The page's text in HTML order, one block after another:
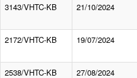
3143/VHTC-KB
21/10/2024
2172/VHTC-KB
19/07/2024
2538/VHTC-KB
27/08/2024